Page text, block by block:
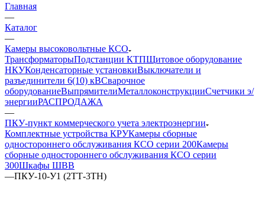
Главная
—
Каталог
—
Камеры высоковольтные КСО
ТрансформаторыПодстанции КТПЩитовое оборудование
НКУКонденсаторные установкиВыключатели и
разъединители 6(10) кВСварочное
оборудованиеВыпрямителиМеталлоконструкцииСчетчики э/
энергииРАСПРОДАЖА
—
ПКУ-пункт коммерческого учета электроэнергии
Комплектные устройства КРУКамеры сборные
одностороннего обслуживания КСО серии 200Камеры
сборные одностороннего обслуживания КСО серии
300Шкафы ШВВ
—ПКУ-10-У1 (2ТТ-3ТН)